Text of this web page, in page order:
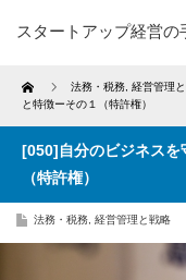
スタートアップ経営の
Home 法務・税務 経営管理
と特徴ーその１（特許権）
[050]自分のビジネスを
（特許権）
法務・税務 経営管理と戦略